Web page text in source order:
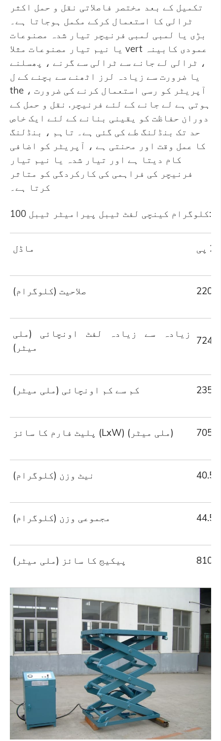
تکمیل کے بعد مختصر فاصلاتی نقل و حمل اکثر
ٹرالی کا استعمال کرکے مکمل ہوجاتا ہے۔
بڑی یا لمبی لمبی فرنیچر تیار شدہ مصنوعات
یا نیم تیار مصنوعات مثلا vert عمودی کابینہ
، ٹرالی لے جانے سے ٹرالی سے گرنے ، پھسلنے
یا ضرورت سے زیادہ لرز اٹھنے سے بچنے کے ل
the ، آپریٹر کو رسی استعمال کرنے کی ضرورت
ہوتی ہے لے جانے کے لئے فرنیچر. نقل و حمل کے
دوران حفاظت کو یقینی بنانے کے لئے ایک خاص
حد تک بنڈلنگ طے کی گئی ہے۔ تاہم ، بنڈلنگ
کا عمل وقت اور محنتی ہے ، آپریٹر کو اضافی
کام دیتا ہے اور تیار شدہ یا نیم تیار
فرنیچر کی فراہمی کی کارکردگی کو متاثر
کرتا ہے۔
100 کلوگرام کینچی لفٹ ٹیبل پیرامیٹر ٹیبل:
ماڈل
صلاحیت (کلوگرام) 220
زیادہ سے زیادہ لفٹ اونچائی (ملی
میٹر)
724
کم سے کم اونچائی (ملی میٹر) 235
پلیٹ فارم کا سائز (LxW) (ملی میٹر)
نیٹ وزن (کلوگرام) 40.5
مجموعی وزن (کلوگرام) 44.5
پیکیج کا سائز (ملی میٹر)